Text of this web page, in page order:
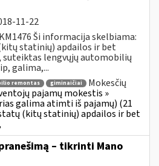
11-22
Ši informacija skelbiama:
statinių) apdailos ir bet
lengvųjų automobilių
galima,...
remontas giminaičiai
Mokesčių
pajamų mokestis »
galima atimti iš pajamų) (21
(kitų statinių) apdailos ir bet
– tikrinti Mano